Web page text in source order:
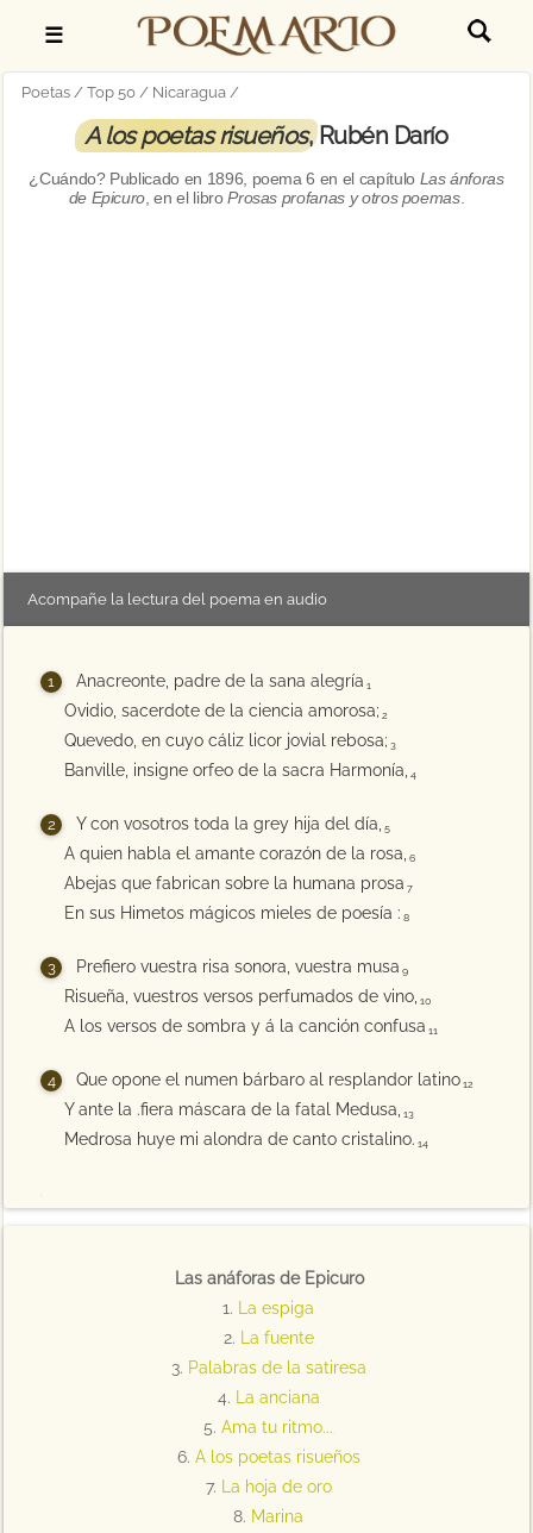
☰
Poetas Top 50 Nicaragua
A los poetas risueños, Rubén Darío
¿Cuándo? Publicado en 1896, poema 6 en el capítulo Las ánforas
de Epicuro , en el libroProsas profanas y otros poemas.
Acompañe la lectura del poema en audio
Anacreonte, padre de la sana alegría 1
Ovidio, sacerdote de la ciencia amorosa; 2
Quevedo, en cuyo cáliz licor jovial rebosa; 3
Banville, insigne orfeo de la sacra Harmonía, 4
Y con vosotros toda la grey hija del día, 5
A quien habla el amante corazón de la rosa, 6
Abejas que fabrican sobre la humana prosa 7
En sus Himetos mágicos mieles de poesía : 8
Prefiero vuestra risa sonora, vuestra musa 9
Risueña, vuestros versos perfumados de vino, 10
A los versos de sombra y á la canción confusa 11
Que opone el numen bárbaro al resplandor latino 12
Y ante la .fiera máscara de la fatal Medusa, 13
Medrosa huye mi alondra de canto cristalino. 14
Las anáforas de Epicuro
1.
La espiga
2. La fuente
3. Palabras de la satiresa
4. La anciana
5.Ama tu ritmo...
6. A los poetas risueños
7. La hoja de oro
8. Marina